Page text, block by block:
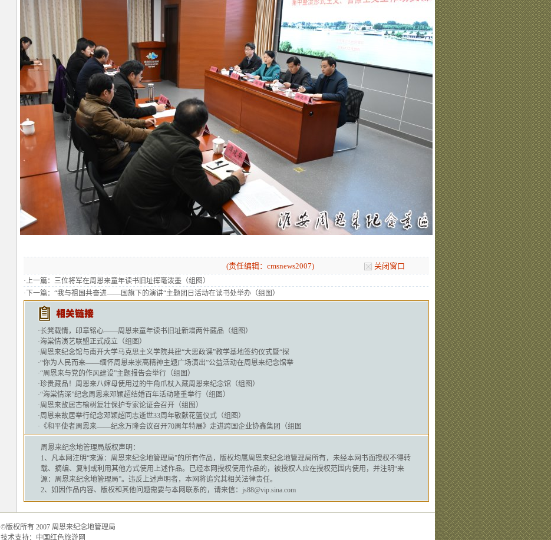
(责任编辑：cmsnews2007) 关闭窗口
·上一篇： 三位将军在周恩来童年读书旧址挥毫泼墨（组图）
·下一篇： “我与祖国共奋进——国旗下的演讲“主题团日活动在读书处举办（组图）
·长凳载情，印章铭心——周恩来童年读书旧址新增两件藏品（组图）
·海棠情演艺联盟正式成立（组图）
·周恩来纪念馆与南开大学马克思主义学院共建“大思政课”教学基地签约仪式暨“探
·“你为人民而来——缅怀周恩来崇高精神主题广场演出”公益活动在周恩来纪念馆举
·“周恩来与党的作风建设”主题报告会举行（组图）
·珍贵藏品！周恩来八婶母使用过的牛角爪杖入藏周恩来纪念馆（组图）
·“海棠情深”纪念周恩来邓颖超结婚百年活动隆重举行（组图）
·周恩来故居古榆树复壮保护专家论证会召开（组图）
·周恩来故居举行纪念邓颖超同志逝世33周年敬献花篮仪式（组图）
· 《和平使者周恩来——纪念万隆会议召开70周年特展》走进跨国企业协鑫集团（组图
周恩来纪念地管理局版权声明：
1、凡本网注明“来源： 周恩来纪念地管理局”的所有作品，版权均属周恩来纪念地管理局所有，未经本网书面授权不得转
载、摘编、复制或利用其他方式使用上述作品。已经本网授权使用作品的，被授权人应在授权范围内使用，并注明“来
源： 周恩来纪念地管理局”。违反上述声明者，本网将追究其相关法律责任。
2、如因作品内容、版权和其他问题需要与本网联系的，请来信：js88@vip.sina.com
©版权所有 2007 周恩来纪念地管理局
技术支持： 中国红色旅游网